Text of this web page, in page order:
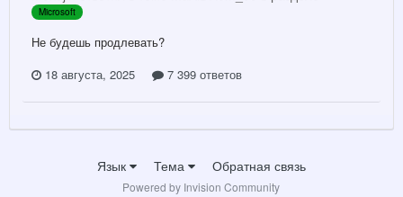
Microsoft
Не будешь продлевать?
18 августа, 2025
7 399 ответов
Язык Тема Обратная связь
Powered by Invision Community